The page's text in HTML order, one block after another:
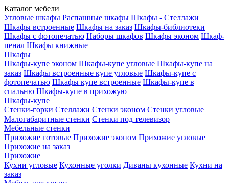
Каталог мебели
Угловые шкафы Распашные шкафы Шкафы - Стеллажи
Шкафы встроенные Шкафы на заказ Шкафы-библиотеки
Шкафы с фотопечатью Наборы шкафов Шкафы эконом Шкаф-
пенал Шкафы книжные
Шкафы
Шкафы-купе эконом Шкафы-купе угловые Шкафы-купе на
заказ Шкафы встроенные купе угловые Шкафы-купе с
фотопечатью Шкафы купе встроенные Шкафы-купе в
спальню Шкафы-купе в прихожую
Шкафы-купе
Стенки-горки Стеллажи Стенки эконом Стенки угловые
Малогабаритные стенки Стенки под телевизор
Мебельные стенки
Прихожие готовые Прихожие эконом Прихожие угловые
Прихожие на заказ
Прихожие
Кухни угловые Кухонные уголки Диваны кухонные Кухни на
заказ